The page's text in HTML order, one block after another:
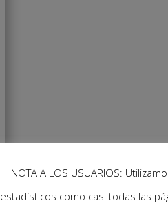
NOTA A LOS USUARIOS:
estadísticos como casi todas las